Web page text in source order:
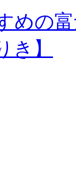
めの
き】